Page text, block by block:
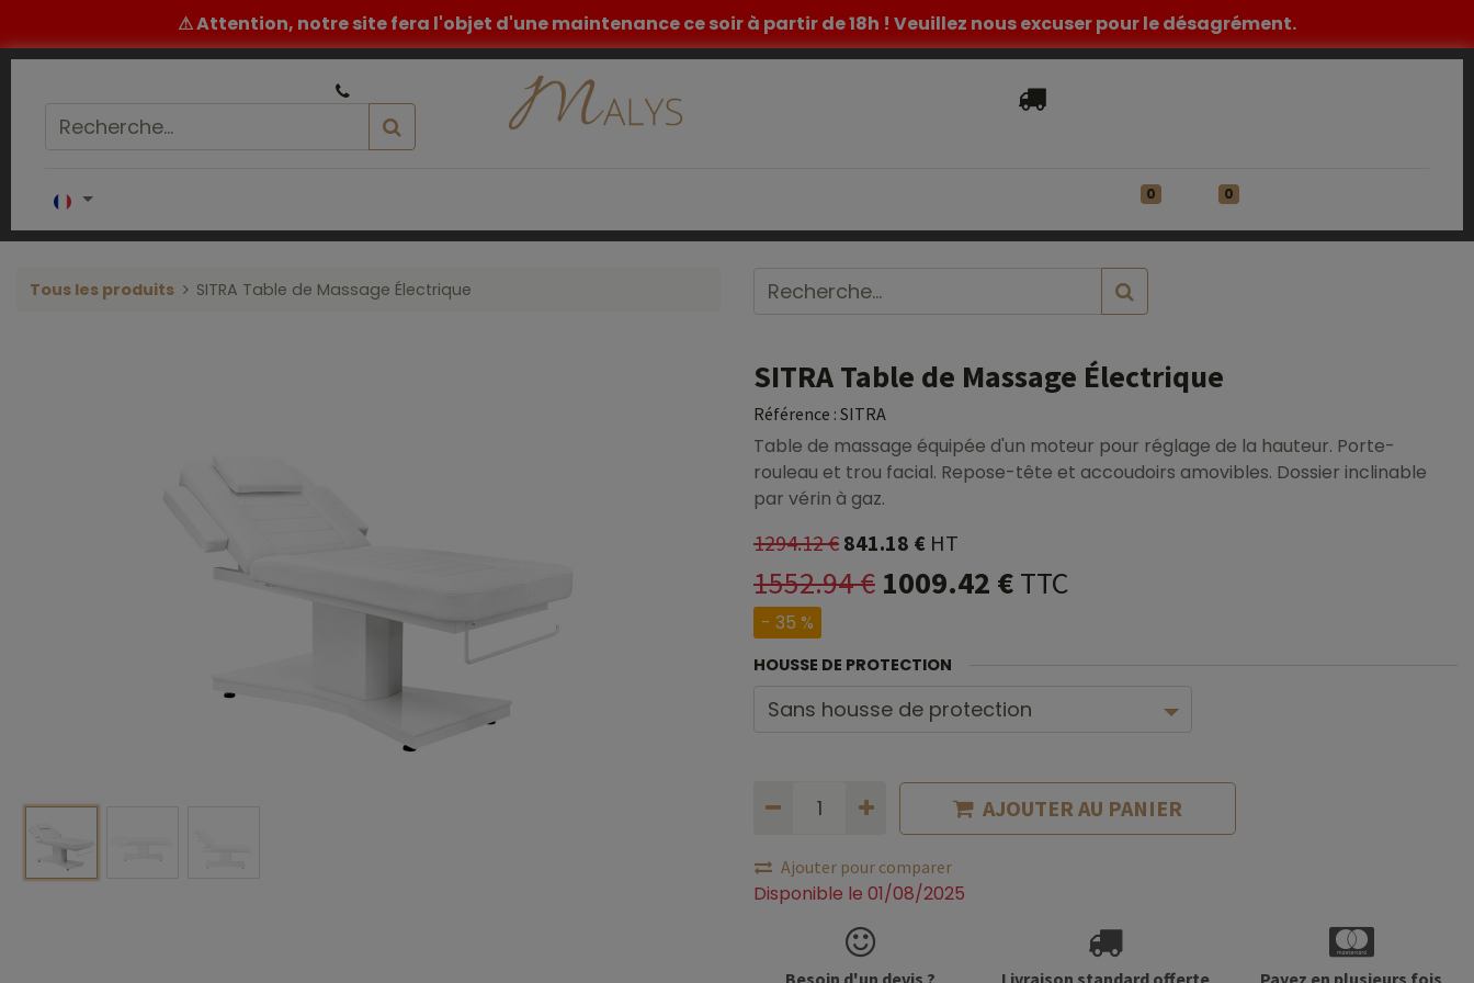
⚠ Attention, notre site fera l'objet d'une maintenance ce soir à partir de 18h ! Veuillez nous excuser pour le désagrément.
Un conseil ou un devis ? ​
0 0
Tous les produits SITRA Table de Massage Électrique
SITRA Table de Massage Électrique
Référence : SITRA
Table de massage équipée d'un moteur pour réglage de la hauteur. Porte-
rouleau et trou facial. Repose-tête et accoudoirs amovibles. Dossier inclinable
par vérin à gaz.
1294.12€ 841.18 € HT
1552.94€ 1009.42 €TTC
- 35 %
HOUSSE DE PROTECTION
AJOUTER AU PANIER
Ajouter pour comparer
Disponible le 01/08/2025